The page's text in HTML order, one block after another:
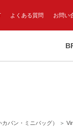
よくある質問 お問い
バン・ミニバッグ） ＞